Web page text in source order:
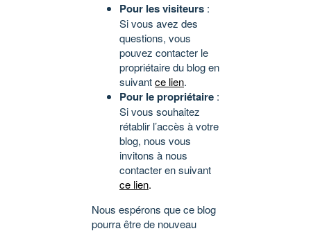
Pour les visiteurs :
Si vous avez des
questions, vous
pouvez contacter le
propriétaire du blog en
suivantce lien.
Pour le propriétaire :
Si vous souhaitez
rétablir l’accès à votre
blog, nous vous
invitons à nous
contacter en suivant
ce lien.
Nous espérons que ce blog
pourra être de nouveau